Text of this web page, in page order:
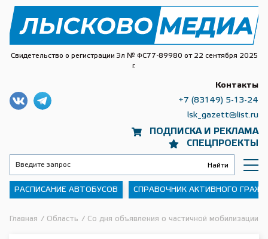
Свидетельство о регистрации Эл № ФС77-89980 от 22 сентября 2025
г.
ПОДПИСКА И РЕКЛАМА
СПЕЦПРОЕКТЫ
Контакты
+7 (83149) 5-13-24
lsk_gazett@list.ru
РАСПИСАНИЕ АВТОБУСОВ СПРАВОЧНИК АКТИВНОГО
Главная / Область / Со дня объявления о частичной мобилизации